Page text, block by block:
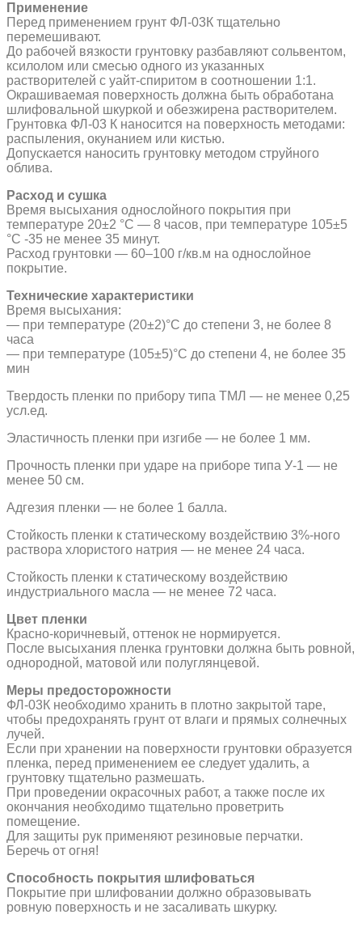
Применение
Перед применением грунт ФЛ-03К тщательно
перемешивают.
До рабочей вязкости грунтовку разбавляют сольвентом,
ксилолом или смесью одного из указанных
растворителей с уайт-спиритом в соотношении 1:1.
Окрашиваемая поверхность должна быть обработана
шлифовальной шкуркой и обезжирена растворителем.
Грунтовка ФЛ-03 К наносится на поверхность методами:
распыления, окунанием или кистью.
Допускается наносить грунтовку методом струйного
облива.
Расход и сушка
Время высыхания однослойного покрытия при
температуре 20±2 °С — 8 часов, при температуре 105±5
°С -35 не менее 35 минут.
Расход грунтовки — 60–100 г/кв.м на однослойное
покрытие.
Технические характеристики
Время высыхания:
— при температуре (20±2)°С до степени 3, не более 8
часа
— при температуре (105±5)°С до степени 4, не более 35
мин
Твердость пленки по прибору типа ТМЛ — не менее 0,25
усл.ед.
Эластичность пленки при изгибе — не более 1 мм.
Прочность пленки при ударе на приборе типа У-1 — не
менее 50 см.
Адгезия пленки — не более 1 балла.
Стойкость пленки к статическому воздействию 3%-ного
раствора хлористого натрия — не менее 24 часа.
Стойкость пленки к статическому воздействию
индустриального масла — не менее 72 часа.
Цвет пленки
Красно-коричневый, оттенок не нормируется.
После высыхания пленка грунтовки должна быть ровной,
однородной, матовой или полуглянцевой.
Меры предосторожности
ФЛ-03К необходимо хранить в плотно закрытой таре,
чтобы предохранять грунт от влаги и прямых солнечных
лучей.
Если при хранении на поверхности грунтовки образуется
пленка, перед применением ее следует удалить, а
грунтовку тщательно размешать.
При проведении окрасочных работ, а также после их
окончания необходимо тщательно проветрить
помещение.
Для защиты рук применяют резиновые перчатки.
Беречь от огня!
Способность покрытия шлифоваться
Покрытие при шлифовании должно образовывать
ровную поверхность и не засаливать шкурку.